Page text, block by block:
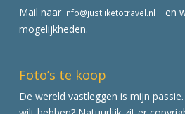
Mail naar info@justliketotravel.nl
en
mogelijkheden.
Foto’s te koop
De wereld vastleggen is mijn